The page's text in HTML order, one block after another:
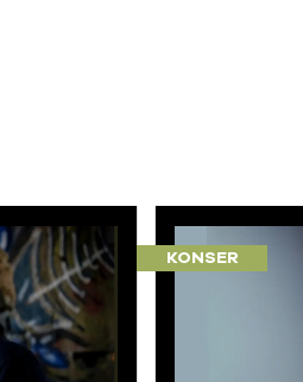
KONSER